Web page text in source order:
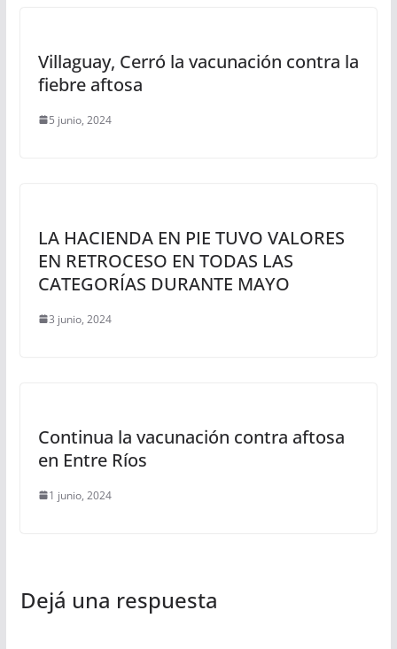
Villaguay, Cerró la vacunación contra la
fiebre aftosa
5 junio, 2024
LA HACIENDA EN PIE TUVO VALORES
EN RETROCESO EN TODAS LAS
CATEGORÍAS DURANTE MAYO
3 junio, 2024
Continua la vacunación contra aftosa
en Entre Ríos
1 junio, 2024
Dejá una respuesta